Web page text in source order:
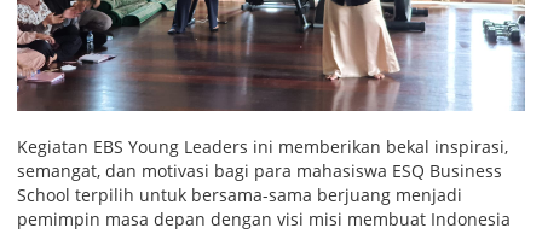
Kegiatan EBS Young Leaders ini memberikan bekal inspirasi,
semangat, dan motivasi bagi para mahasiswa ESQ Business
School terpilih untuk bersama-sama berjuang menjadi
pemimpin masa depan dengan visi misi membuat Indonesia